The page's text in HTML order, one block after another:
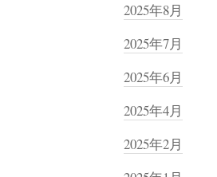
2025年8月
2025年7月
2025年6月
2025年4月
2025年2月